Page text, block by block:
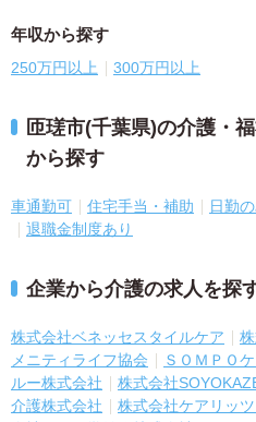
年収から探す
250万円以上 300万円以上
匝瑳市(千葉県)の介護・
から探す
車通勤可 住宅手当・補助 日勤
退職金制度あり
企業から介護の求人を探
株式会社ベネッセスタイルケア
メニティライフ協会
ＳＯＭＰＯ
ルー株式会社
株式会社
介護株式会社
株式会社ケアリッ